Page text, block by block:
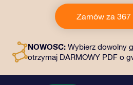
naszemu OSR Gift Pack! Ten
kopertę i spersonalizowane
wybrany adres, a także
podarowanie wiecznego
bliskim.
Zamów za 367
NOWOŚĆ: Wybierz dowolny
otrzymaj DARMOWY PDF o